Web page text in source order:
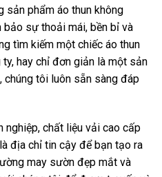
sản phẩm áo thun không
sự thoải mái, bền bỉ và
tìm kiếm một chiếc áo thun
hay chỉ đơn giản là một sản
tôi luôn sẵn sàng đáp
nghiệp, chất liệu vải cao cấp
địa chỉ tin cậy để bạn tạo ra
may sườn đẹp mắt và